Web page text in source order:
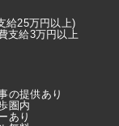
給25万円以上)
支給3万円以上
の提供あり
圏内
あり